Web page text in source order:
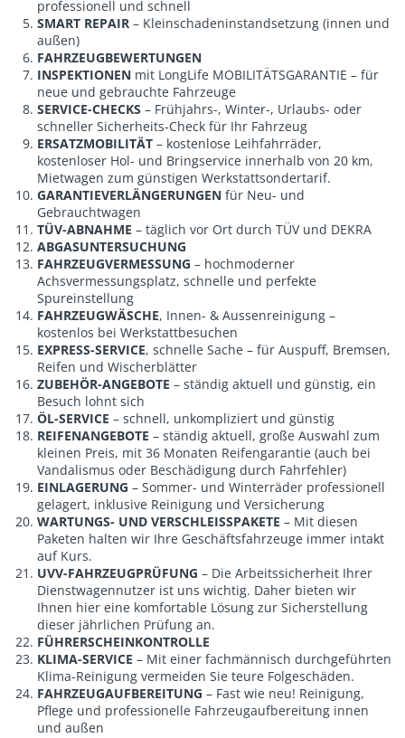
professionell und schnell
SMART REPAIR – Kleinschadeninstandsetzung (innen und
außen)
FAHRZEUGBEWERTUNGEN
INSPEKTIONEN mit LongLife MOBILITÄTSGARANTIE – für
neue und gebrauchte Fahrzeuge
SERVICE-CHECKS – Frühjahrs-, Winter-, Urlaubs- oder
schneller Sicherheits-Check für Ihr Fahrzeug
ERSATZMOBILITÄT – kostenlose Leihfahrräder,
kostenloser Hol- und Bringservice innerhalb von 20 km,
Mietwagen zum günstigen Werkstattsondertarif.
GARANTIEVERLÄNGERUNGEN für Neu- und
Gebrauchtwagen
TÜV-ABNAHME – täglich vor Ort durch TÜV und DEKRA
ABGASUNTERSUCHUNG
FAHRZEUGVERMESSUNG – hochmoderner
Achsvermessungsplatz, schnelle und perfekte
Spureinstellung
FAHRZEUGWÄSCHE, Innen- & Aussenreinigung –
kostenlos bei Werkstattbesuchen
EXPRESS-SERVICE, schnelle Sache – für Auspuff, Bremsen,
Reifen und Wischerblätter
ZUBEHÖR-ANGEBOTE – ständig aktuell und günstig, ein
Besuch lohnt sich
ÖL-SERVICE – schnell, unkompliziert und günstig
REIFENANGEBOTE – ständig aktuell, große Auswahl zum
kleinen Preis, mit 36 Monaten Reifengarantie (auch bei
Vandalismus oder Beschädigung durch Fahrfehler)
EINLAGERUNG – Sommer- und Winterräder professionell
gelagert, inklusive Reinigung und Versicherung
WARTUNGS- UND VERSCHLEISSPAKETE – Mit diesen
Paketen halten wir Ihre Geschäftsfahrzeuge immer intakt
auf Kurs.
UVV-FAHRZEUGPRÜFUNG – Die Arbeitssicherheit Ihrer
Dienstwagennutzer ist uns wichtig. Daher bieten wir
Ihnen hier eine komfortable Lösung zur Sicherstellung
dieser jährlichen Prüfung an.
FÜHRERSCHEINKONTROLLE
KLIMA-SERVICE – Mit einer fachmännisch durchgeführten
Klima-Reinigung vermeiden Sie teure Folgeschäden.
FAHRZEUGAUFBEREITUNG – Fast wie neu! Reinigung,
Pflege und professionelle Fahrzeugaufbereitung innen
und außen